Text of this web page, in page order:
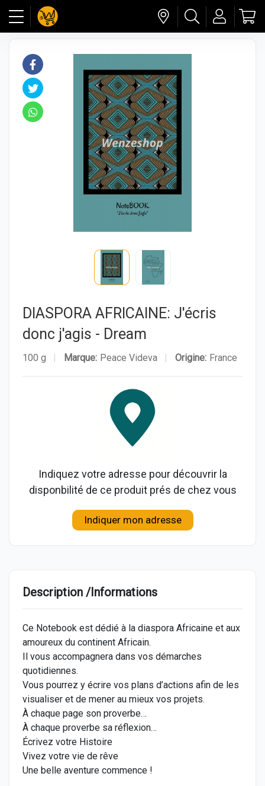
DIASPORA AFRICAINE: J'écris
donc j'agis - Dream
100 g Marque: Peace Videva Origine: France
Indiquez votre adresse pour découvrir la
disponbilité de ce produit prés de chez vous
Indiquer mon adresse
Description /Informations
Ce Notebook est dédié à la diaspora Africaine et aux
amoureux du continent Africain.
Il vous accompagnera dans vos démarches
quotidiennes.
Vous pourrez y écrire vos plans d’actions afin de les
visualiser et de mener au mieux vos projets.
À chaque page son proverbe…
À chaque proverbe sa réflexion…
Écrivez votre Histoire
Vivez votre vie de rêve
Une belle aventure commence !